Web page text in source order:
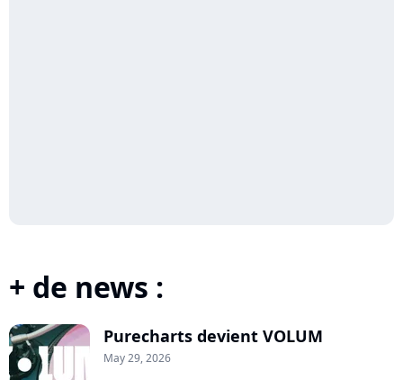
+ de news :
Purecharts devient VOLUM
May 29, 2026